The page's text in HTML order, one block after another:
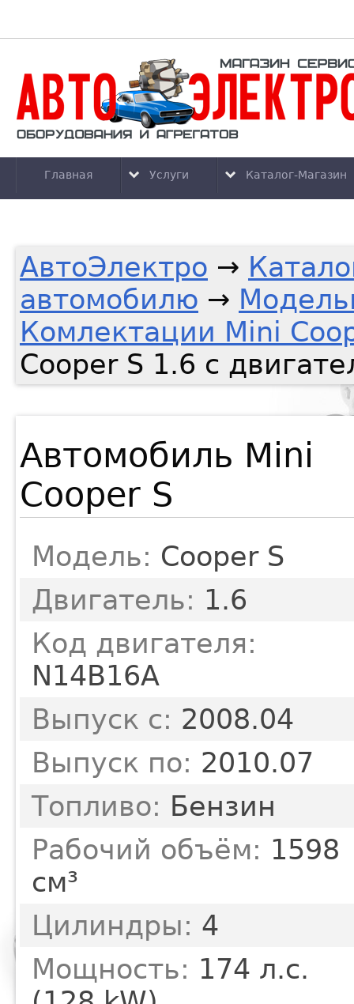
Главная Услуги Каталог-Магазин
АвтоЭлектро →
автомобилю →
Комлектации Mini
Cooper S 1.6 с
Автомобиль Mini
Cooper S
Модель: Cooper S
Двигатель: 1.6
Код двигателя:
N14B16A
Выпуск с: 2008.04
Выпуск по: 2010.07
Топливо: Бензин
Рабочий объём: 1598
см³
Цилиндры: 4
Мощность: 174 л.с.